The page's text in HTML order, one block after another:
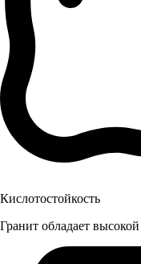
Кислотостойкость
Гранит обладает